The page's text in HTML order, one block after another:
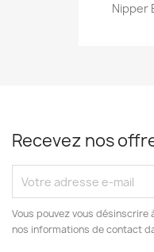
Nipper
Recevez nos
Vous pouvez vous désinscrire
nos informations de contact